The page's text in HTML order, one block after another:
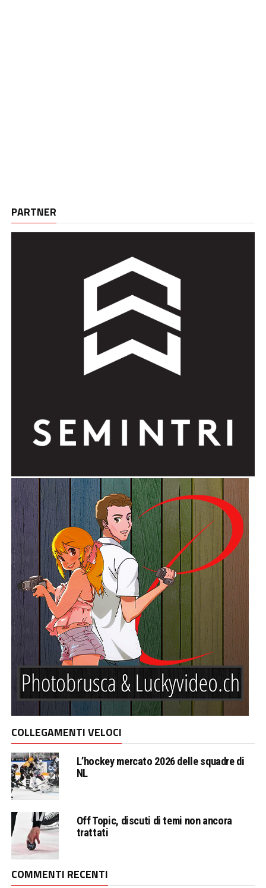
PARTNER
COLLEGAMENTI VELOCI
L’hockey mercato 2026 delle squadre di
NL
Off Topic, discuti di temi non ancora
trattati
COMMENTI RECENTI